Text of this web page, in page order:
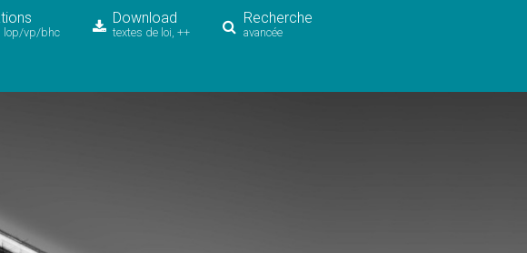
lop/vp/bhc
Download
textes de loi, ++
Recherche
avancée